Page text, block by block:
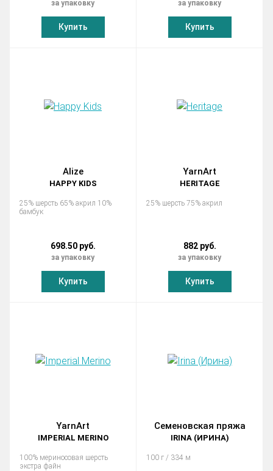
за упаковку
Купить
за упаковку
Купить
Alize
HAPPY KIDS
25% шерсть 65% акрил 10%
бамбук
698.50 руб.
за упаковку
Купить
YarnArt
HERITAGE
25% шерсть 75% акрил
882 руб.
за упаковку
Купить
YarnArt
IMPERIAL MERINO
100% мериносовая шерсть
экстра файн
Семеновская пряжа
IRINA (ИРИНА)
100 г / 334 м